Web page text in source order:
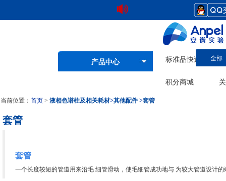
全部
产品中心 标准品快速查询
积分商城
当前位置： 首页 > 液相色谱柱及相关耗材>其他配件>套管
套管
套管
一个长度较短的管道用来沿毛 细管滑动，使毛细管成功地与 为较大管道设计的